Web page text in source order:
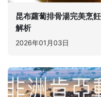
昆布蘿蔔排骨湯完美烹
解析
2026年01月03日